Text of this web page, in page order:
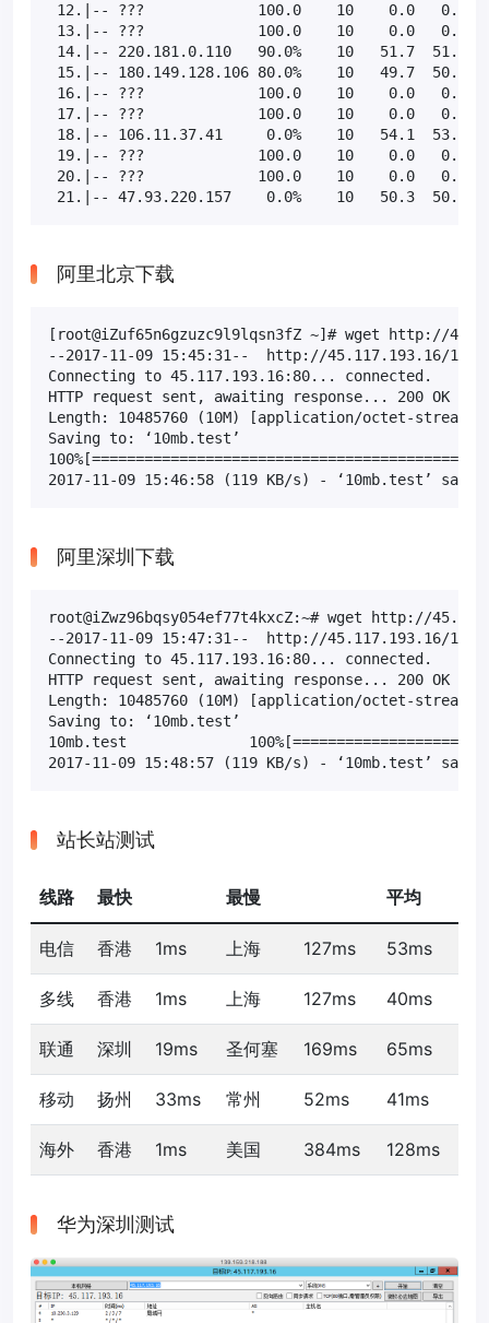
12.|-- ???             100.0    10    0.0   0.0
13.|-- ???             100.0    10    0.0   0.0
14.|-- 220.181.0.110   90.0%    10   51.7  51.7
15.|-- 180.149.128.106 80.0%    10   49.7  50.0
16.|-- ???             100.0    10    0.0   0.0
17.|-- ???             100.0    10    0.0   0.0
18.|-- 106.11.37.41     0.0%    10   54.1  53.1
19.|-- ???             100.0    10    0.0   0.0
20.|-- ???             100.0    10    0.0   0.0
21.|-- 47.93.220.157    0.0%    10   50.3  50.5
阿里北京下载
[root@iZuf65n6gzuzc9l9lqsn3fZ ~]# wget http://
--2017-11-09 15:45:31--  http://45.117.193.16/
Connecting to 45.117.193.16:80... connected.
HTTP request sent, awaiting response... 200 OK
Length: 10485760 (10M) [application/octet-stream]
Saving to: ‘10mb.test’
2017-11-09 15:46:58 (119 KB/s) - ‘10mb.test’ saved
阿里深圳下载
root@iZwz96bqsy054ef77t4kxcZ:~# wget http://
--2017-11-09 15:47:31--  http://45.117.193.16/
Connecting to 45.117.193.16:80... connected.
HTTP request sent, awaiting response... 200 OK
Length: 10485760 (10M) [application/octet-stream]
Saving to: ‘10mb.test’
10mb.test
2017-11-09 15:48:57 (119 KB/s) - ‘10mb.test’ saved
站长站测试
线路 最快 最慢 平均
电信 香港 1ms 上海 127ms 53ms
多线 香港 1ms 上海 127ms 40ms
联通 深圳 19ms 圣何塞 169ms 65ms
移动 扬州 33ms 常州 52ms 41ms
海外 香港 1ms 美国 384ms 128ms
华为深圳测试